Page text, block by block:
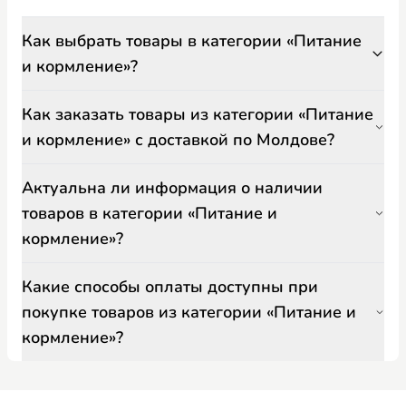
уверенность и поддержку в здоровом развитии ребенка.
Как выбрать товары в категории «Питание
и кормление»?
Как заказать товары из категории «Питание
и кормление» с доставкой по Молдове?
Актуальна ли информация о наличии
товаров в категории «Питание и
кормление»?
Какие способы оплаты доступны при
покупке товаров из категории «Питание и
кормление»?